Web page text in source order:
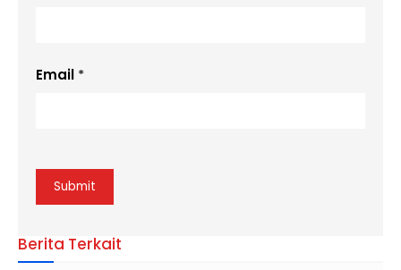
Email *
Berita Terkait